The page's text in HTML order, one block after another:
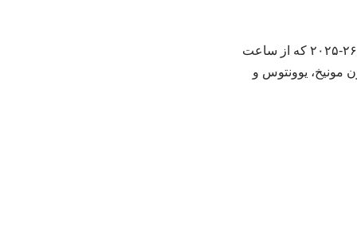
به گزارش خبرگزاری شرکت عمرانی کارکنان؛ در آخرین بازی‌های هفته هفتم لیگ قهرمانان اروپا ۲۶-۲۰۲۵ که از ساعت
مونیخ، یوونتوس و